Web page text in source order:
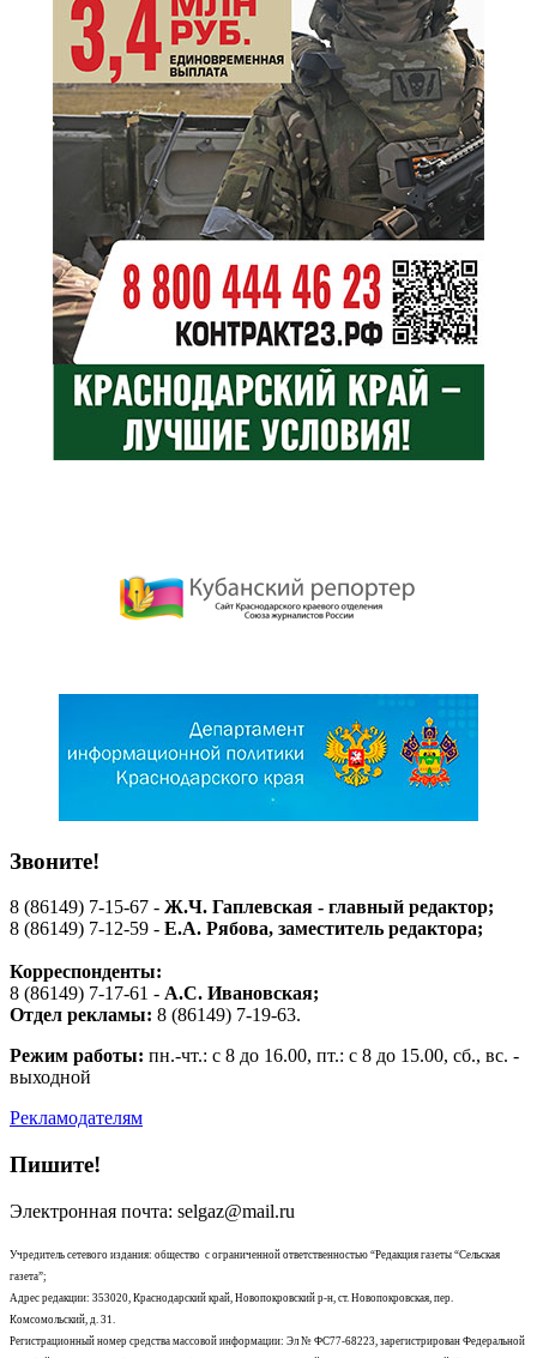
Звоните!
8 (86149) 7-15-67 - Ж.Ч. Гаплевская - главный редактор;
8 (86149) 7-12-59 - Е.А. Рябова, заместитель редактора;
Корреспонденты:
8 (86149) 7-17-61 - А.С. Ивановская;
Отдел рекламы: 8 (86149) 7-19-63.
Режим работы: пн.-чт.: с 8 до 16.00, пт.: с 8 до 15.00, сб., вс. -
выходной
Рекламодателям
Пишите!
Электронная почта: selgaz@mail.ru
Учредитель сетевого издания: общество с ограниченной ответственностью “Редакция газеты “Сельская
газета”;
Адрес редакции: 353020, Краснодарский край, Новопокровский р-н, ст. Новопокровская, пер.
Комсомольский, д. 31.
Регистрационный номер средства массовой информации: Эл № ФС77-68223, зарегистрирован Федеральной